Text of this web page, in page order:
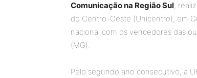
Comunicação na Região Sul,
do Centro-Oeste (Unicentro), em
nacional com os vencedores das
(MG).
Pelo segundo ano consecutivo, a